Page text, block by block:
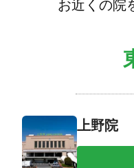
お近くの院
上野院